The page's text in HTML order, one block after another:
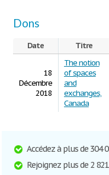
Dons
Date Titre
18
Décembre
2018
The notion
of spaces
and
exchanges,
Canada
Accédez à plus de 304
Rejoignez plus de 2